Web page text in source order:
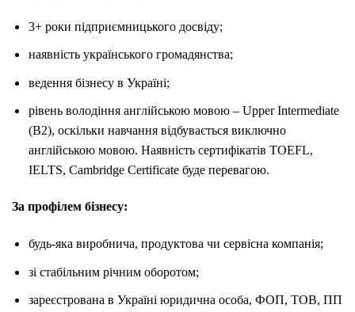
3+ роки підприємницького досвіду;
наявність українського громадянства;
ведення бізнесу в Україні;
рівень володіння англійською мовою – Upper Intermediate
(B2), оскільки навчання відбувається виключно
англійською мовою. Наявність сертифікатів TOEFL,
IELTS, Cambridge Certificate буде перевагою.
За профілем бізнесу:
будь-яка виробнича, продуктова чи сервісна компанія;
зі стабільним річним оборотом;
зареєстрована в Україні юридична особа, ФОП, ТОВ, ПП